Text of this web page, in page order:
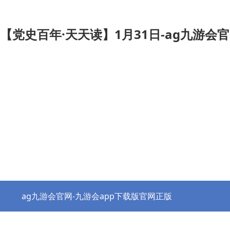
【党史百年·天天读】1月31日-ag九游会
ag九游会官网-九游会app下载版官网正版